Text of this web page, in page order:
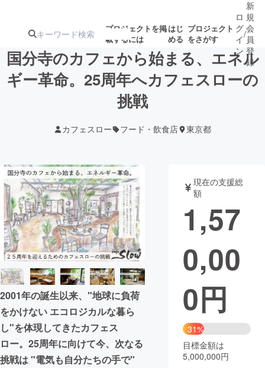
プロジェクトを掲
載するには
はじ
める
プロジェクト
をさがす
注目の新着プロ募集終了が近いプ
テクノロジー・ガジェット
映像・映画 書籍・雑誌
ビジネス・起業 チャレンジ
まちづくり・地域活性化
CAMPFIRE for Social Good
CAMPFIRE Creation
CAMPFIREふるさと納税machi-ya コミュニティ
ロ
グ
イ
ン
/
新
規
会
員
登
録
国分寺のカフェから始まる、エネル
ギー革命。25周年へカフェスローの
挑戦
カフェスロー フード・飲食店 東京都
2001年の誕生以来、"地球に負荷
をかけない エコロジカルな暮ら
し"を体現してきたカフェス
ロー。25周年に向けて今、次なる
挑戦は "電気も自分たちの手で"
現在の支援総
額
1,57
0,00
0円
31%
目標金額は
5,000,000円